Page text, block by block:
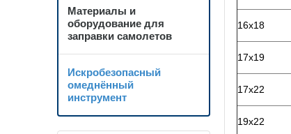
16х18
17х19
17х22
19х22
Материалы и
оборудование для
заправки самолетов
Искробезопасный
омеднённый
инструмент